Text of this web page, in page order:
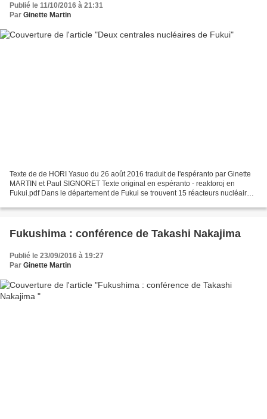
Publié le 11/10/2016 à 21:31
Par Ginette Martin
Texte de de HORI Yasuo du 26 août 2016 traduit de l'espéranto par Ginette
MARTIN et Paul SIGNORET Texte original en espéranto - reaktoroj en
Fukui.pdf Dans le département de Fukui se trouvent 15 réacteurs nucléaires.
Fukushima : conférence de Takashi Nakajima
Publié le 23/09/2016 à 19:27
Par Ginette Martin